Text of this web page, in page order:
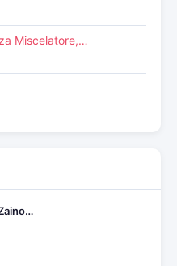
Miscelatore,…